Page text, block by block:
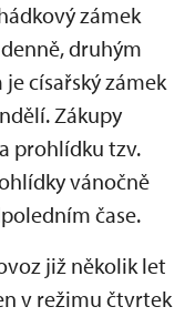
zámek
druhým
císařský zámek
Zákupy
prohlídku tzv.
vánočně
čase.
již několik let
v režimu čtvrtek